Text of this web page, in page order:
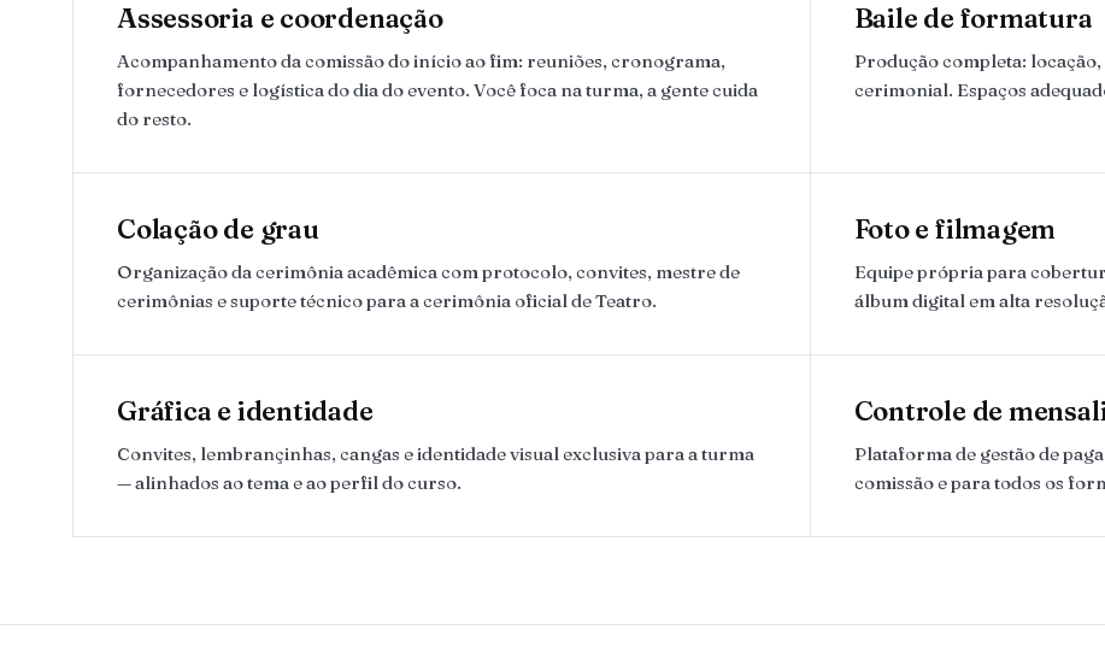
Assessoria e coordenação
Acompanhamento da comissão do início ao fim: reuniões, cronograma,
fornecedores e logística do dia do evento. Você foca na turma, a gente cuida
do resto.
Baile de formatura
Produção completa:
cerimonial. Espaços
Colação de grau
Organização da cerimônia acadêmica com protocolo, convites, mestre de
cerimônias e suporte técnico para a cerimônia oficial de Teatro.
Foto e filmagem
Equipe própria para
álbum digital em alta
Gráfica e identidade
Convites, lembrançinhas, cangas e identidade visual exclusiva para a turma
— alinhados ao tema e ao perfil do curso.
Controle de
Plataforma de gestão de
comissão e para todos os